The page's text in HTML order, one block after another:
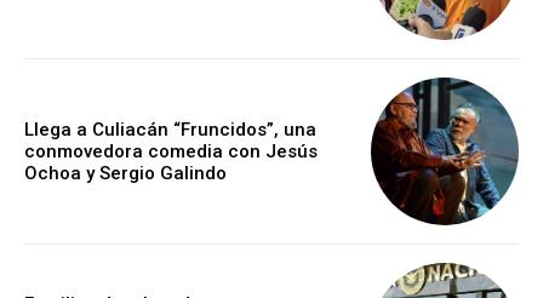
Llega a Culiacán “Fruncidos”, una
conmovedora comedia con Jesús
Ochoa y Sergio Galindo